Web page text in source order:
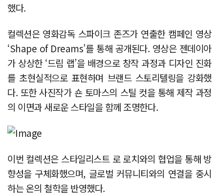
했다.
컬렉션은 영화감독 스파이크 존즈가 연출한 캠페인 영상
‘Shape of Dreams’를 통해 공개된다. 영상은 젠데이아
가 상상한 ‘드림 랩’을 배경으로 창작 과정과 디자인 진화
를 초현실적으로 표현하며 브랜드 스토리텔링을 강화했
다. 또한 사진작가 숀 토마스의 스틸 컷을 통해 제작 과정
의 이면과 새로운 스타일을 함께 조명한다.
이번 컬렉션은 스타일리스트 로 로치와의 협업을 통해 방
향성을 구체화했으며, 글로벌 커뮤니티와의 연결을 중시
하는 온의 철학을 반영했다.